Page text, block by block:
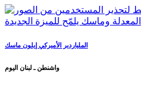
الملياردير الأميركي إيلون ماسك
واشنطن ـ لبنان اليوم